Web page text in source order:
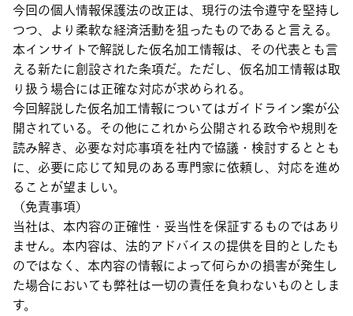
今回の個人情報保護法の改正は、現行の法令遵守を堅持し
つつ、より柔軟な経済活動を狙ったものであると言える。
本インサイトで解説した仮名加工情報は、その代表とも言
える新たに創設された条項だ。ただし、仮名加工情報は取
り扱う場合には正確な対応が求められる。
今回解説した仮名加工情報についてはガイドライン案が公
開されている。その他にこれから公開される政令や規則を
読み解き、必要な対応事項を社内で協議・検討するととも
に、必要に応じて知見のある専門家に依頼し、対応を進め
ることが望ましい。
（免責事項）
当社は、本内容の正確性・妥当性を保証するものではあり
ません。本内容は、法的アドバイスの提供を目的としたも
のではなく、本内容の情報によって何らかの損害が発生し
た場合においても弊社は一切の責任を負わないものとしま
す。